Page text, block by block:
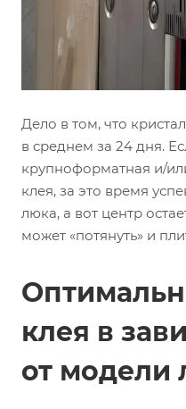
Дело в том, что
в среднем за 24 дня.
крупноформатная и/
клея, за это время
люка, а вот центр
может «потянуть» и
клея в
от модели